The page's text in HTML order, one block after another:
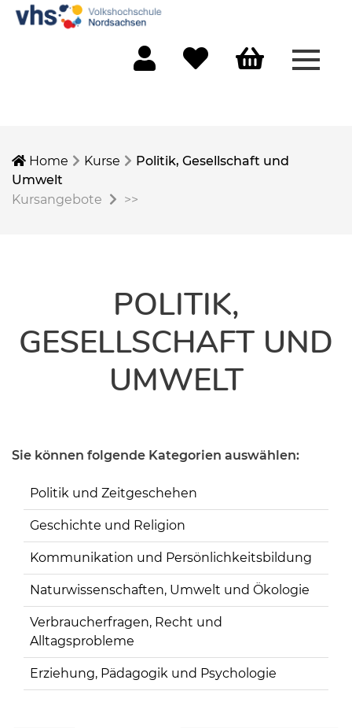
Home Kurse
Politik, Gesellschaft und
Umwelt
Kursangebote
>>
POLITIK,
GESELLSCHAFT UND
UMWELT
Sie können folgende Kategorien auswählen:
Politik und Zeitgeschehen
Geschichte und Religion
Kommunikation und Persönlichkeitsbildung
Naturwissenschaften, Umwelt und Ökologie
Verbraucherfragen, Recht und
Alltagsprobleme
Erziehung, Pädagogik und Psychologie